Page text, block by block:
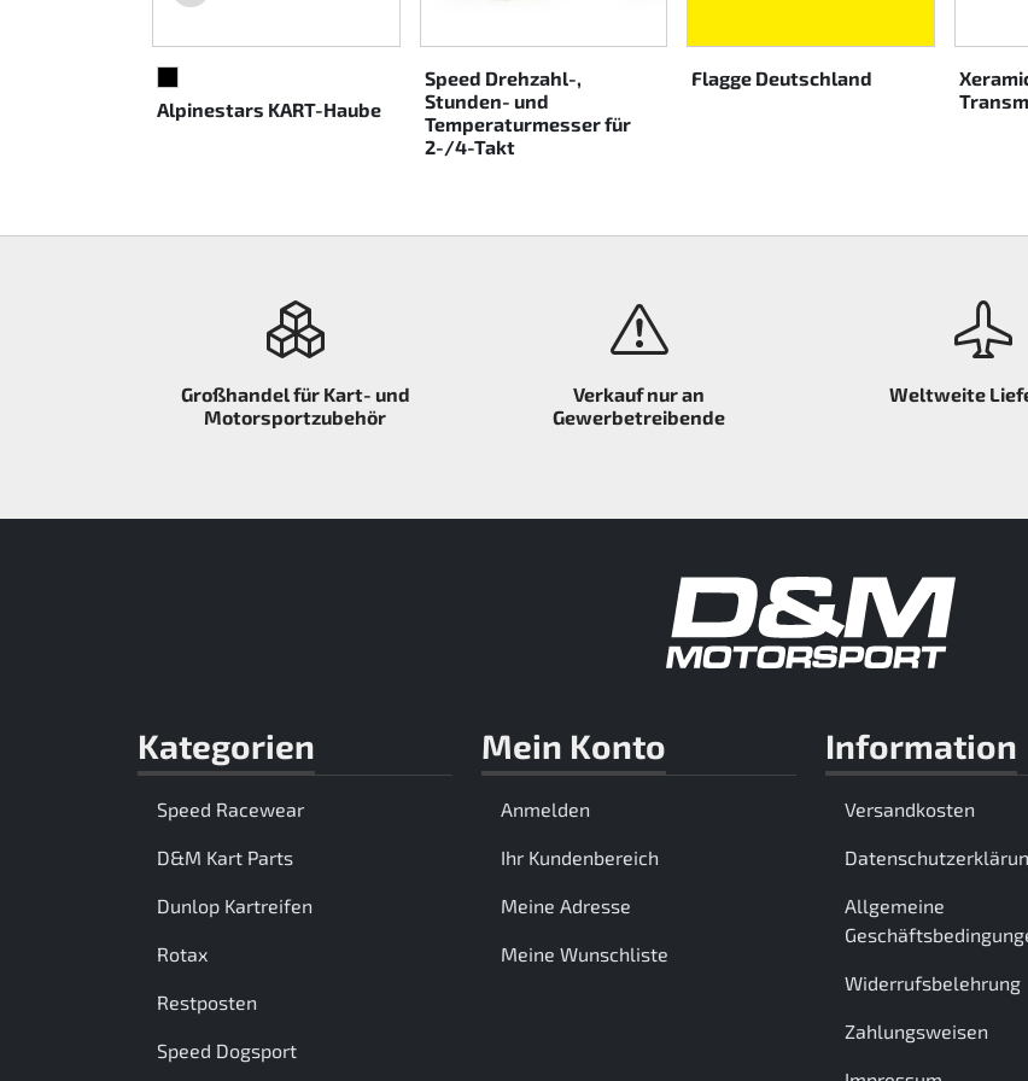
Alpinestars KART-Haube
SCHWARZ
Speed Drehzahl-,
Stunden- und
Temperaturmesser für
2-/4-Takt
Flagge Deutschland
Großhandel für Kart- und
Motorsportzubehör
Verkauf nur an
Gewerbetreibende
Weltweite
Kategorien
Speed Racewear
D&M Kart Parts
Dunlop Kartreifen
Rotax
Restposten
Speed Dogsport
Mein Konto
Anmelden
Ihr Kundenbereich
Meine Adresse
Meine Wunschliste
Information
Versandkosten
Allgemeine
Widerrufsbelehrung
Zahlungsweisen
Rotax EVO-MAX etc.